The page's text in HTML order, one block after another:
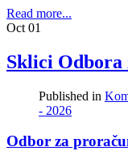
Read more...
Oct 01
Sklici Odbora
Published in
- 2026
Odbor za